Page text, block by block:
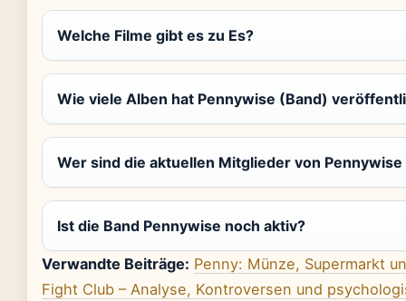
Welche Filme gibt es zu Es?
Wie viele Alben hat Pennywise (Band)
Wer sind die aktuellen Mitglieder von Pennywise
Ist die Band Pennywise noch aktiv?
Verwandte Beiträge: Penny: Münze, Supermarkt
Fight Club – Analyse, Kontroversen und